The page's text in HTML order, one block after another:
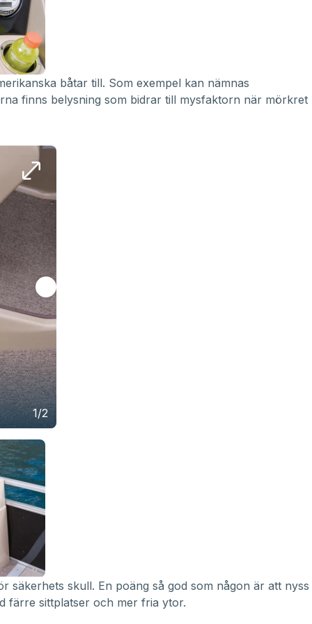
båtar till. Som exempel kan nämnas
finns belysning som bidrar till mysfaktorn när mörkret
1/2
skull. En poäng så god som någon är att nyss
färre sittplatser och mer fria ytor.